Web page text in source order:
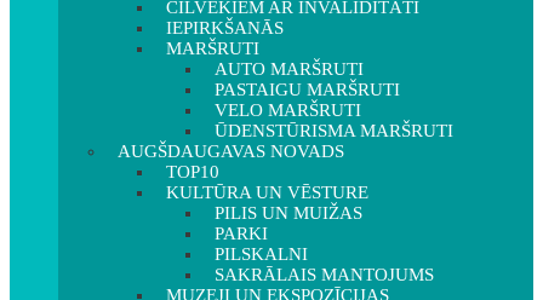
CILVĒKIEM AR INVALIDITĀTI
IEPIRKŠANĀS
MARŠRUTI
AUTO MARŠRUTI
PASTAIGU MARŠRUTI
VELO MARŠRUTI
ŪDENSTŪRISMA MARŠRUTI
AUGŠDAUGAVAS NOVADS
TOP10
KULTŪRA UN VĒSTURE
PILIS UN MUIŽAS
PARKI
PILSKALNI
SAKRĀLAIS MANTOJUMS
MUZEJI UN EKSPOZĪCIJAS